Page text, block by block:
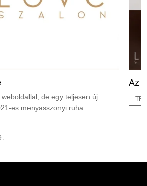
de egy teljesen új
es menyasszonyi ruha
Az